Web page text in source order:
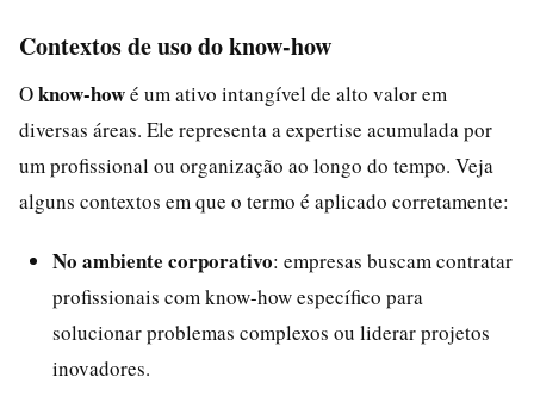
Contextos de uso do know-how
Oknow-howé um ativo intangível de alto valor em
diversas áreas. Ele representa a expertise acumulada por
um profissional ou organização ao longo do tempo. Veja
alguns contextos em que o termo é aplicado corretamente:
No ambiente corporativo: empresas buscam contratar
profissionais com know-how específico para
solucionar problemas complexos ou liderar projetos
inovadores.